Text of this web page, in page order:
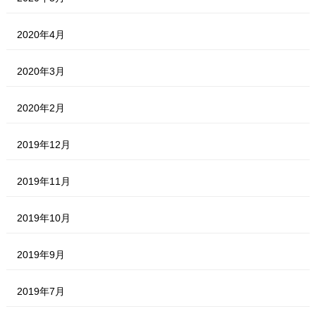
2020年4月
2020年3月
2020年2月
2019年12月
2019年11月
2019年10月
2019年9月
2019年7月